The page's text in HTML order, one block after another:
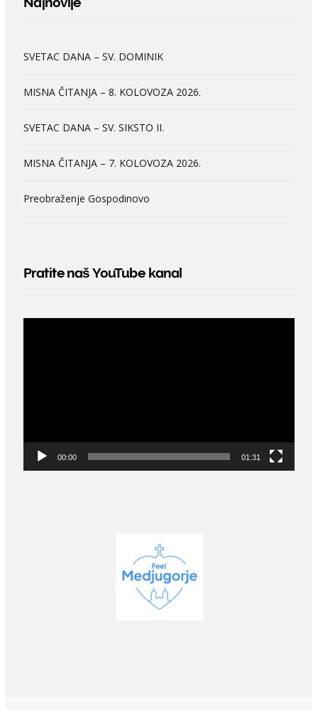
SVETAC DANA – SV. DOMINIK
MISNA ČITANJA – 8. KOLOVOZA 2026.
SVETAC DANA – SV. SIKSTO II.
MISNA ČITANJA – 7. KOLOVOZA 2026.
Preobraženje Gospodinovo
Pratite naš YouTube kanal
00:00 01:31